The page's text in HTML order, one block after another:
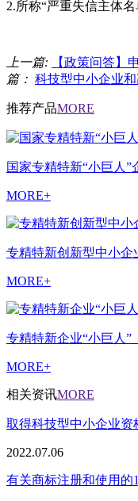
2.所称“严重失信主体
上一篇: 【政策问答】
篇： 科技型中小企业
推荐产品MORE
国家专精特新“小巨人”
MORE+
专精特新创新型中小企
MORE+
专精特新企业“小巨人
MORE+
相关资讯MORE
取得科技型中小企业
2022.07.06
有关商标注册和使用的